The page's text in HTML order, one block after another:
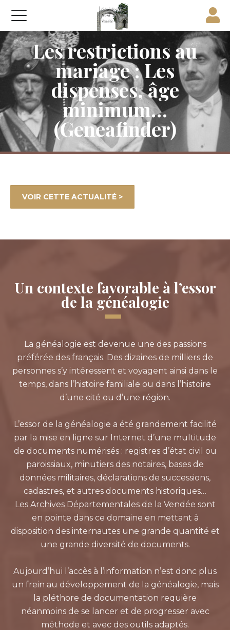
Les restrictions au
mariage : Les
dispenses, âge
minimum…
(Geneafinder)
Accueil»Les actualités»Les restrictions au
VOIR CETTE ACTUALITÉ >
Un contexte favorable à l’essor
de la généalogie
La généalogie est devenue une des passions
préférée des français. Des dizaines de milliers de
personnes s’y intéressent et voyagent ainsi dans le
temps, dans l’histoire familiale ou dans l’histoire
d’une cité ou d’une région.
L’essor de la généalogie a été grandement facilité
par la mise en ligne sur Internet d’une multitude
de documents numérisés : registres d’état civil ou
paroissiaux, minutiers des notaires, bases de
données militaires, déclarations de successions,
cadastres, et autres documents historiques…
Les Archives Départementales de la Vendée sont
en pointe dans ce domaine en mettant à
disposition des internautes une grande quantité et
une grande diversité de documents.
Aujourd’hui l’accès à l’information n’est donc plus
un frein au développement de la généalogie, mais
la pléthore de documentation requière
néanmoins de se lancer et de progresser avec
méthode et avec des outils adaptés.